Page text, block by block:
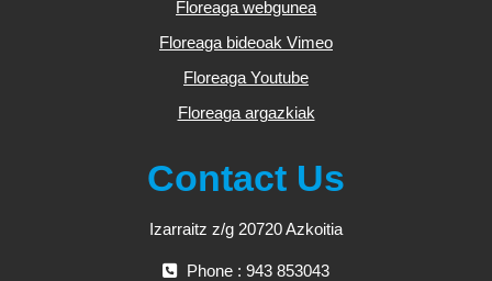
Floreaga webgunea
Floreaga bideoak Vimeo
Floreaga Youtube
Floreaga argazkiak
Contact Us
Izarraitz z/g 20720 Azkoitia
Phone : 943 853043